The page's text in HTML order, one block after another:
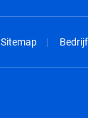
Sitemap Bedrijf